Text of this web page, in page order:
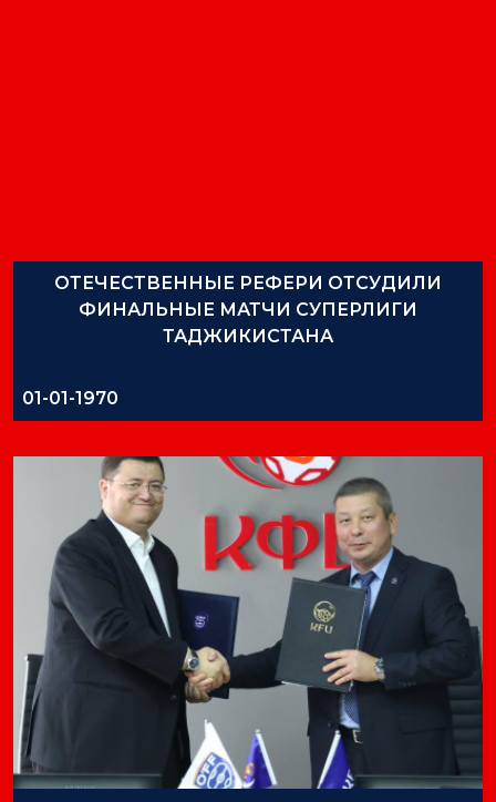
ОТЕЧЕСТВЕННЫЕ РЕФЕРИ ОТСУДИЛИ
ФИНАЛЬНЫЕ МАТЧИ СУПЕРЛИГИ
ТАДЖИКИСТАНА
01-01-1970